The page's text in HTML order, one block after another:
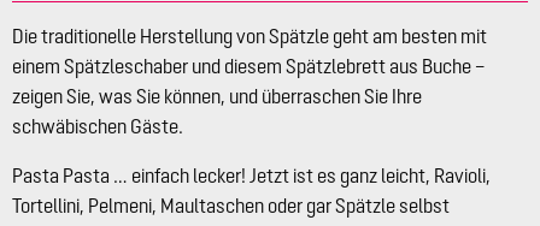
Die traditionelle Herstellung von Spätzle geht am besten mit
einem Spätzleschaber und diesem Spätzlebrett aus Buche –
zeigen Sie, was Sie können, und überraschen Sie Ihre
schwäbischen Gäste.
Pasta Pasta … einfach lecker! Jetzt ist es ganz leicht, Ravioli,
Tortellini, Pelmeni, Maultaschen oder gar Spätzle selbst